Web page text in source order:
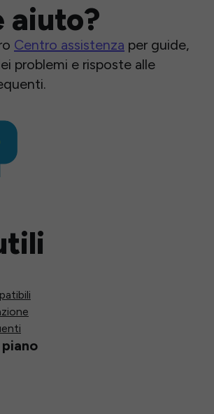
aiuto?
Centro assistenza per guide,
problemi e risposte alle